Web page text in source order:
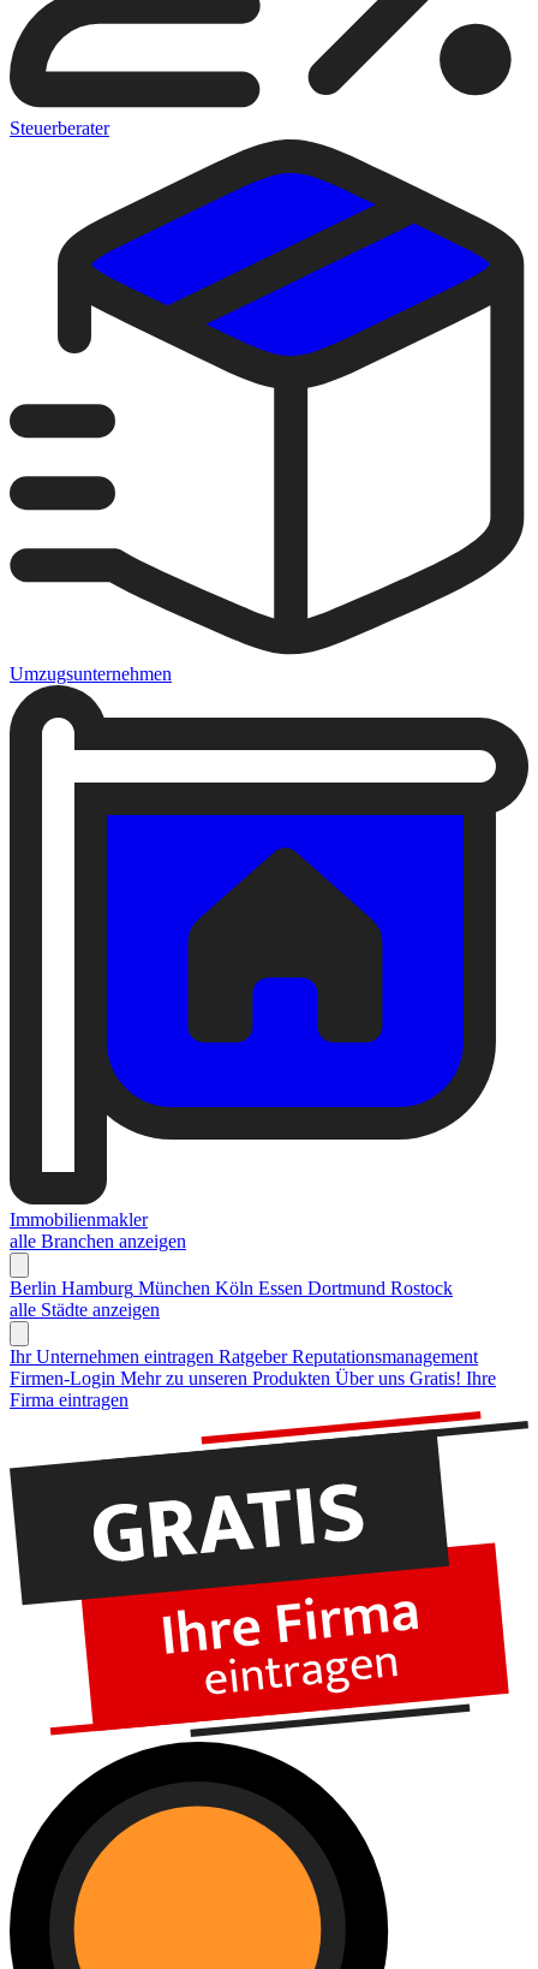
Steuerberater
Umzugsunternehmen
Immobilienmakler
alle Branchen anzeigen
Berlin Hamburg München Köln Essen Dortmund Rostock
alle Städte anzeigen
Ihr Unternehmen eintragen Ratgeber Reputationsmanagement
Firmen-Login Mehr zu unseren Produkten Über uns Gratis! Ihre
Firma eintragen